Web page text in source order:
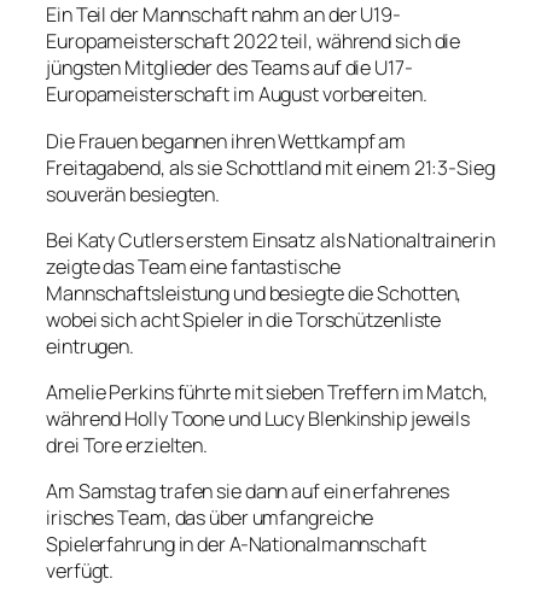
Ein Teil der Mannschaft nahm an der U19-
Europameisterschaft 2022 teil, während sich die
jüngsten Mitglieder des Teams auf die U17-
Europameisterschaft im August vorbereiten.
Die Frauen begannen ihren Wettkampf am
Freitagabend, als sie Schottland mit einem 21:3-Sieg
souverän besiegten.
Bei Katy Cutlers erstem Einsatz als Nationaltrainerin
zeigte das Team eine fantastische
Mannschaftsleistung und besiegte die Schotten,
wobei sich acht Spieler in die Torschützenliste
eintrugen.
Amelie Perkins führte mit sieben Treffern im Match,
während Holly Toone und Lucy Blenkinship jeweils
drei Tore erzielten.
Am Samstag trafen sie dann auf ein erfahrenes
irisches Team, das über umfangreiche
Spielerfahrung in der A-Nationalmannschaft
verfügt.